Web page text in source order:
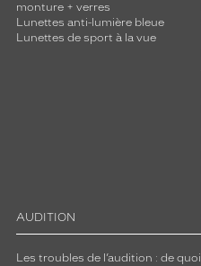
monture
monture + verres
Lunettes anti-lumière bleue
Lunettes de sport à la vue
AUDITION
Les troubles de l’audition : de quoi